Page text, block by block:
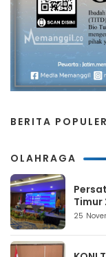
BERITA POPULER
OLAHRAGA
Timur
25